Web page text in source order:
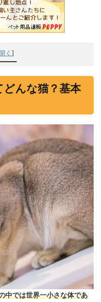
く ]
んな猫？基本
中では世界一小さな体であ